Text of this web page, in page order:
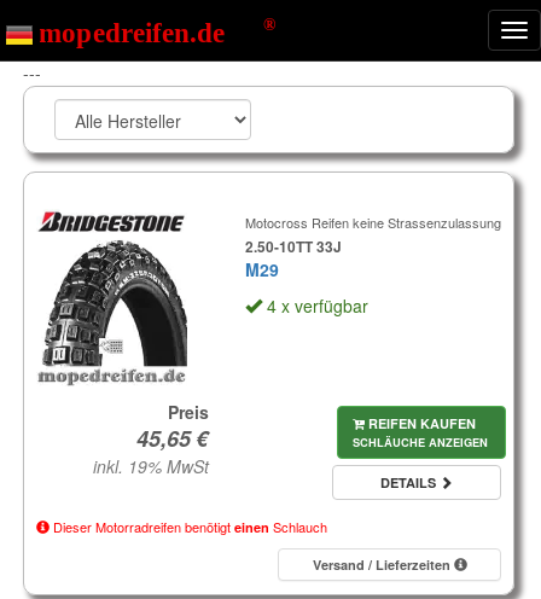
---
Motocross Reifen keine Strassenzulassung
2.50-10TT 33J
M29
4 x verfügbar
Preis
inkl. 19% MwSt
REIFEN KAUFEN
SCHLÄUCHE ANZEIGEN
DETAILS
Dieser Motorradreifen benötigt einen Schlauch
Versand / Lieferzeiten